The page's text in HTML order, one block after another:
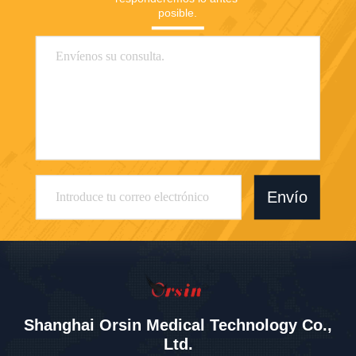
posible.
Envío
Shanghai Orsin Medical Technology Co.,
Ltd.